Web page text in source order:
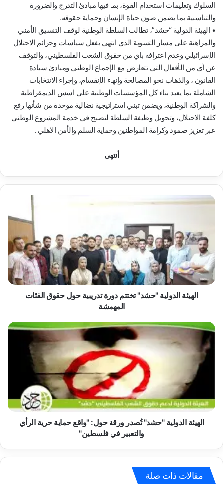
السلوك وتعليمات استخدام القوة، بما فيها مبادئ التدرج والضرورة
والتناسبية بما يضمن صون حياة الإنسان وحماية حقوقه.
• الهيئة الدولية “حشد”، تطالب السلطة الوطنية لوقف التنسيق الأمني
والمراهنة على مسار التسوية الذي انتهي بفعل سياسات وجرائم الاحتلال
الإسرائيلي وعدم اعترافه باي من حقوق الشعب الفلسطيني، والتوقف
عن أي من الأفعال التي تتعارض مع الإجماع الوطني ومبادئ سيادة
القانون ، والذهاب نحو المصالحة وإنهاء الإنقسام، وإجراء الانتخابات
الشاملة بما يعيد بناء كل المؤسسات الوطنية علي اسس الديمقراطية
والشراكة الوطنية، ويضمن تبني استراتيجية نضالية موحدة من شأنها رفع
كلفة الاحتلال، وتحويل وظيفة السلطة لتصبح في خدمة المشروع الوطني
عبر تعزيز صمود وكرامة المواطنين وحماية السلم والأمن الاهلي .
أنتهى
ا
ة
ا
ل
د
ة
ح
خ
ت
و
ة
ت
الهيئة الدولية "حشد" تختتم دورة تدريبية حول حقوق الفئات
المهمشة
ا
ل
د
ح
ش
الهيئة الدولية "حشد" تُصدر ورقة حول: "واقع حماية حرية الرأي
والتعبير في فلسطين"
مقالات ذات صلة